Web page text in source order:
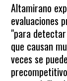
Altamirano
evaluaciones
"para
que causan
veces se